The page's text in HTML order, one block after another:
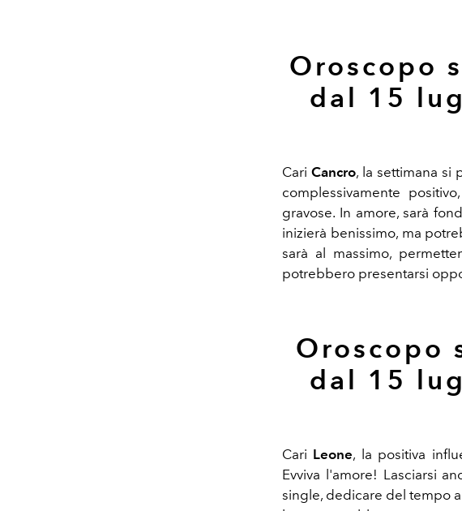
Oroscopo
dal 15
CariCancro, la settimana
complessivamente
gravose. In amore, sarà
inizierà benissimo, ma
sarà al massimo,
potrebbero presentarsi
Oroscopo
dal 15
Cari Leone, l a positiva
Evviva l'amore! Lasciarsi
single, dedicare del tempo